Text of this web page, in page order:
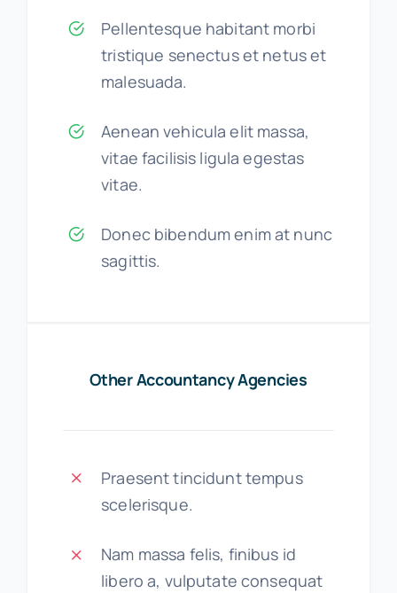
Pellentesque habitant morbi
tristique senectus et netus et
malesuada.
Aenean vehicula elit massa,
vitae facilisis ligula egestas
vitae.
Donec bibendum enim at nunc
sagittis.
Other Accountancy Agencies
Praesent tincidunt tempus
scelerisque.
Nam massa felis, finibus id
libero a, vulputate consequat